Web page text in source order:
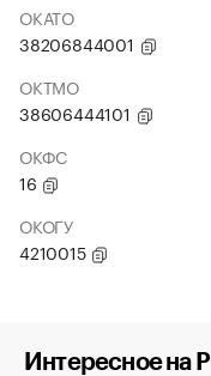
ОКАТО
38206844001
ОКТМО
38606444101
ОКФС
16
ОКОГУ
4210015
Интересное на